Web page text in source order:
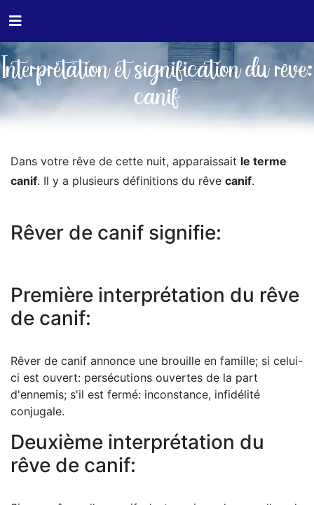
Interprétation et signification du rêve:
canif
Dans votre rêve de cette nuit, apparaissait le terme
canif. Il y a plusieurs définitions du rêve canif.
Rêver de canif signifie:
Première interprétation du rêve
de canif:
Rêver de canif annonce une brouille en famille; si celui-
ci est ouvert: persécutions ouvertes de la part
d'ennemis; s'il est fermé: inconstance, infidélité
conjugale.
Deuxième interprétation du
rêve de canif: